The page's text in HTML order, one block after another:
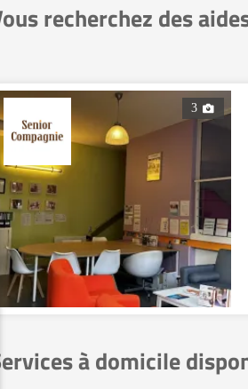
recherchez des
3
à domicile